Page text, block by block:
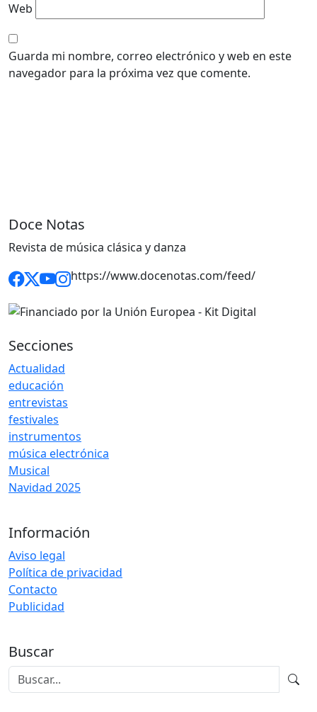
Web
Guarda mi nombre, correo electrónico y web en este
navegador para la próxima vez que comente.
Doce Notas
Revista de música clásica y danza
https://www.docenotas.com/feed/
Secciones
Actualidad
educación
entrevistas
festivales
instrumentos
música electrónica
Musical
Navidad 2025
Información
Aviso legal
Política de privacidad
Contacto
Publicidad
Buscar